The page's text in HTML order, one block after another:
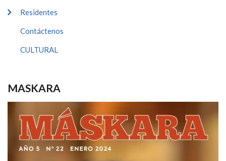
Residentes
Contáctenos
CULTURAL
MASKARA